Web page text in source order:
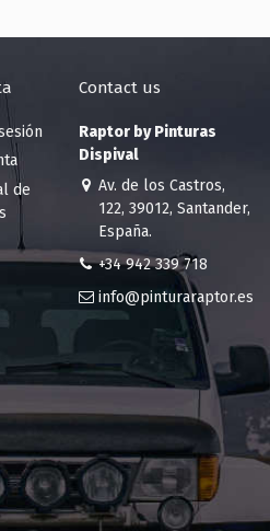
de
Contact us
Raptor by Pinturas
Dispival
Av. de los Castros,
122, 39012, Santander,
España.
+34 942 339 718
info@pinturaraptor.es